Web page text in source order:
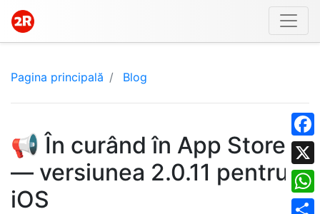
X
Pagina principală Blog
📢 În curând în App Store
— versiunea 2.0.11 pentru
iOS